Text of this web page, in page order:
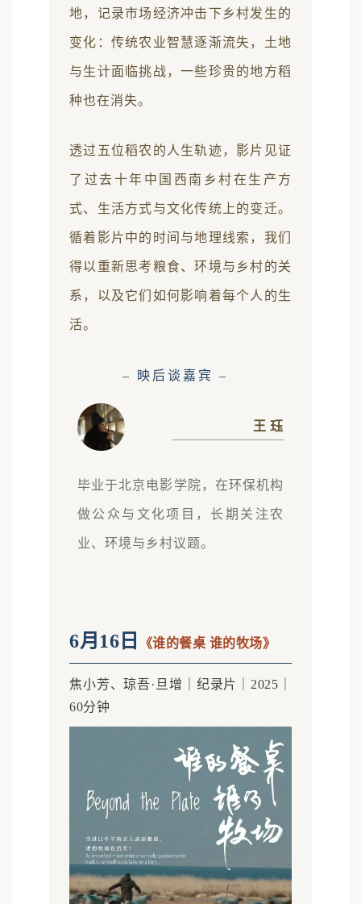
地，记录市场经济冲击下乡村发生的
变化：传统农业智慧逐渐流失，土地
与生计面临挑战，一些珍贵的地方稻
种也在消失。
透过五位稻农的人生轨迹，影片见证
了过去十年中国西南乡村在生产方
式、生活方式与文化传统上的变迁。
循着影片中的时间与地理线索，我们
得以重新思考粮食、环境与乡村的关
系，以及它们如何影响着每个人的生
活。
– 映后谈嘉宾 –
王 珏
毕业于北京电影学院，在环保机构
做公众与文化项目，长期关注农
业、环境与乡村议题。
6月16日 《谁的餐桌 谁的牧场》
焦小芳、琼吾·旦增｜纪录片｜2025｜
60分钟